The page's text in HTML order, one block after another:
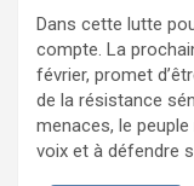
Dans cette lutte
compte. La
février, promet
de la résistance
menaces, le
voix et à défendre